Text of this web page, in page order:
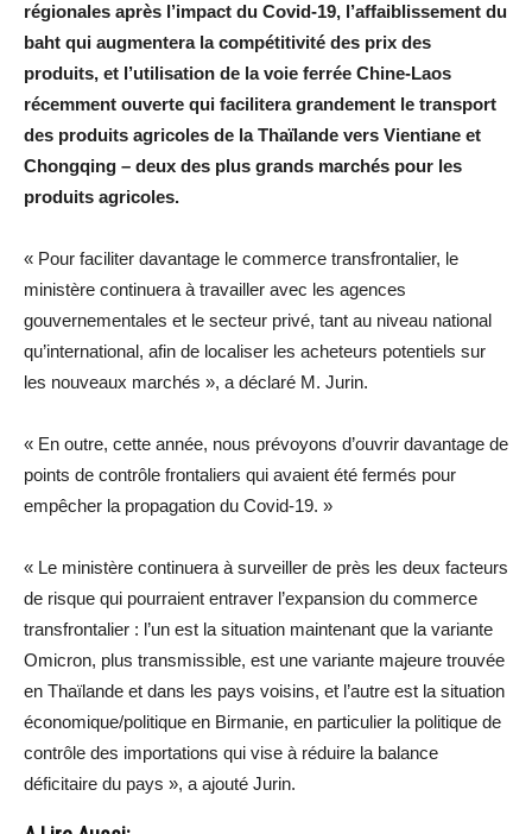
régionales après l’impact du Covid-19, l’affaiblissement du
baht qui augmentera la compétitivité des prix des
produits, et l’utilisation de la voie ferrée Chine-Laos
récemment ouverte qui facilitera grandement le transport
des produits agricoles de la Thaïlande vers Vientiane et
Chongqing – deux des plus grands marchés pour les
produits agricoles.
« Pour faciliter davantage le commerce transfrontalier, le
ministère continuera à travailler avec les agences
gouvernementales et le secteur privé, tant au niveau national
qu’international, afin de localiser les acheteurs potentiels sur
les nouveaux marchés », a déclaré M. Jurin.
« En outre, cette année, nous prévoyons d’ouvrir davantage de
points de contrôle frontaliers qui avaient été fermés pour
empêcher la propagation du Covid-19. »
« Le ministère continuera à surveiller de près les deux facteurs
de risque qui pourraient entraver l’expansion du commerce
transfrontalier : l’un est la situation maintenant que la variante
Omicron, plus transmissible, est une variante majeure trouvée
en Thaïlande et dans les pays voisins, et l’autre est la situation
économique/politique en Birmanie, en particulier la politique de
contrôle des importations qui vise à réduire la balance
déficitaire du pays », a ajouté Jurin.